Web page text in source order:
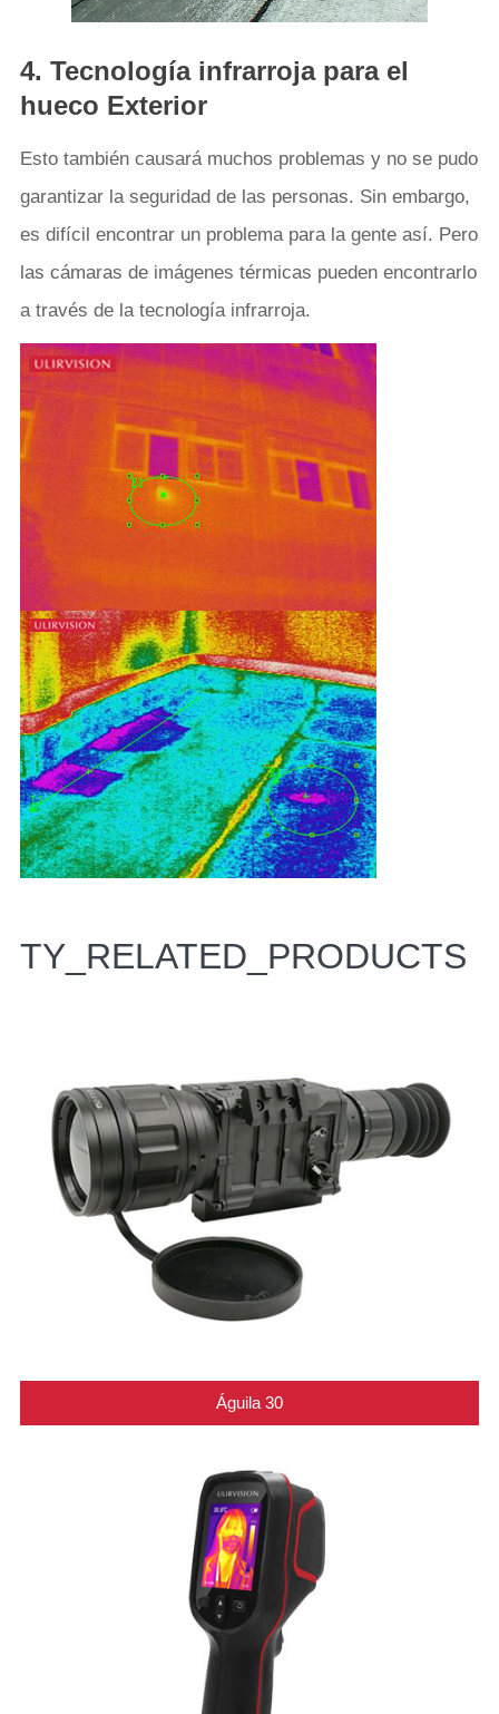
4. Tecnología infrarroja para el
hueco Exterior
Esto también causará muchos problemas y no se pudo
garantizar la seguridad de las personas. Sin embargo,
es difícil encontrar un problema para la gente así. Pero
las cámaras de imágenes térmicas pueden encontrarlo
a través de la tecnología infrarroja.
TY_RELATED_PRODUCTS
Águila 30